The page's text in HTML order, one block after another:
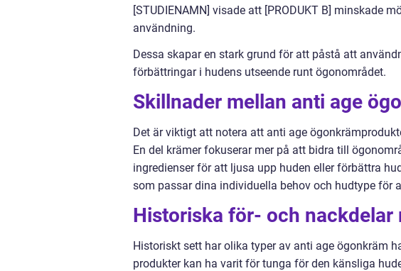
[STUDIENAMN] visade att [PRODUKT B] minskade
användning.
Dessa skapar en stark grund för att påstå att
förbättringar i hudens utseende runt ögonområdet.
Skillnader mellan anti age
Det är viktigt att notera att anti age
En del krämer fokuserar mer på att bidra till
ingredienser för att ljusa upp huden eller förbättra
som passar dina individuella behov och hudtype för
Historiska för- och nackdelar
Historiskt sett har olika typer av anti age ögonkräm
produkter kan ha varit för tunga för den känsliga